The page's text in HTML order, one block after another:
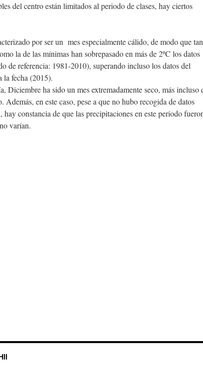
del centro están limitados al periodo de clases, hay ciertos
por ser un mes especialmente cálido, de modo que
la de las mínimas han sobrepasado en más de 2ºC los datos
de referencia: 1981-2010), superando incluso los datos del
la fecha (2015).
Diciembre ha sido un mes extremadamente seco, más incluso
en este caso, pese a que no hubo recogida de datos
constancia de que las precipitaciones en este periodo
varían.